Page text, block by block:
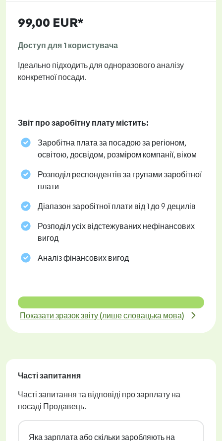
99,00 EUR*
Доступ для 1 користувача
Ідеально підходить для одноразового аналізу
конкретної посади.
Звіт про заробітну плату містить:
Заробітна плата за посадою за регіоном,
освітою, досвідом, розміром компанії, віком
Розподіл респондентів за групами заробітної
плати
Діапазон заробітної плати від 1 до 9 децилів
Розподіл усіх відстежуваних нефінансових
вигод
Аналіз фінансових вигод
Показати зразок звіту (лише словацька мова)
Часті запитання
Часті запитання та відповіді про зарплату на
посаді Продавець.
Яка зарплата або скільки заробляють на